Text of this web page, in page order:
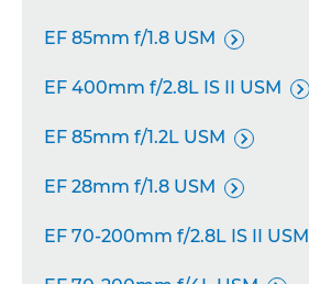
EF 85mm f/1.8 USM 
EF 400mm f/2.8L IS II USM 
EF 85mm f/1.2L USM 
EF 28mm f/1.8 USM 
EF 70-200mm f/2.8L IS II USM